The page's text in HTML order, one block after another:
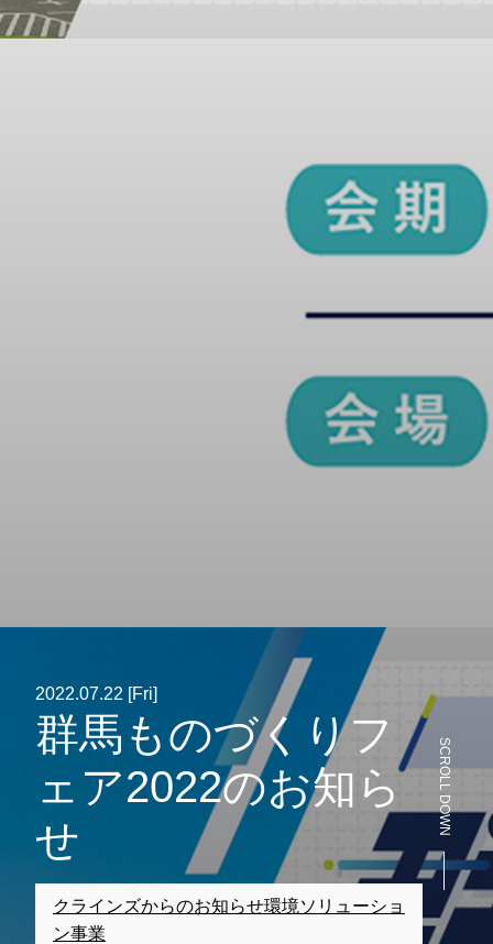
2022.07.22 [Fri]
群馬ものづくりフ
ェア2022のお知ら
せ
クラインズからのお知らせ環境ソリューショ
ン事業
SCROLL DOWN